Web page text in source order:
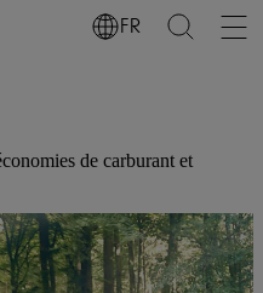
sur Enter) FR
de carburant et